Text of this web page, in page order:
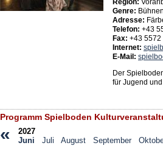
Region:
Genre:
Adresse:
Telefon: +43
Fax: +43
Internet:
E-Mail:
Der
für Jugend
Programm Spielboden
«
2027
Juni
Juli August September